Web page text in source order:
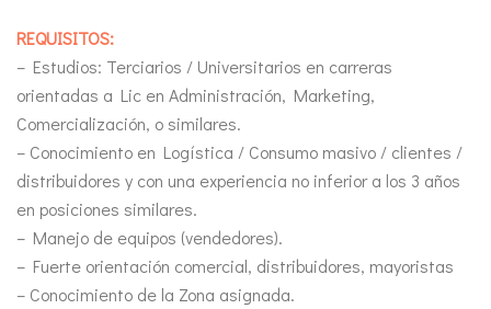
REQUISITOS:
– Estudios: Terciarios / Universitarios en carreras
orientadas a Lic en Administración, Marketing,
Comercialización, o similares.
– Conocimiento en Logística / Consumo masivo / clientes /
distribuidores y con una experiencia no inferior a los 3 años
en posiciones similares.
– Manejo de equipos (vendedores).
– Fuerte orientación comercial, distribuidores, mayoristas
– Conocimiento de la Zona asignada.